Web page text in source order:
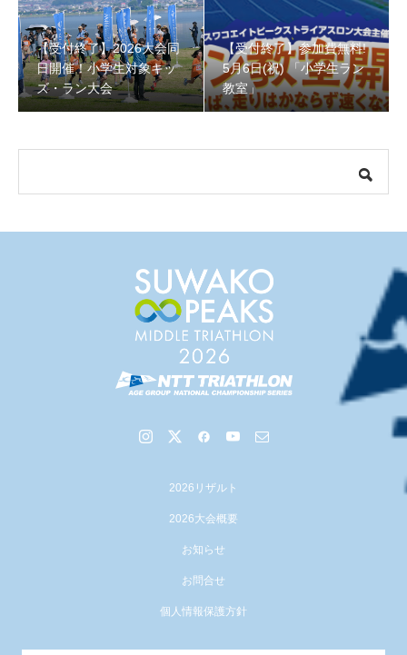
【受付終了】参加費無料! 5月6日(祝) 「小学生ラン教室」
【会議報告】諏訪地域６市町村連絡会議を開催しました
【受付終了】2026大会同
日開催！小学生対象キッ
ズ・ラン大会
【受付終了】参加費無料!
5月6日(祝) 「小学生ラン
教室」
2026リザルト
2026大会概要
お知らせ
お問合せ
個人情報保護方針